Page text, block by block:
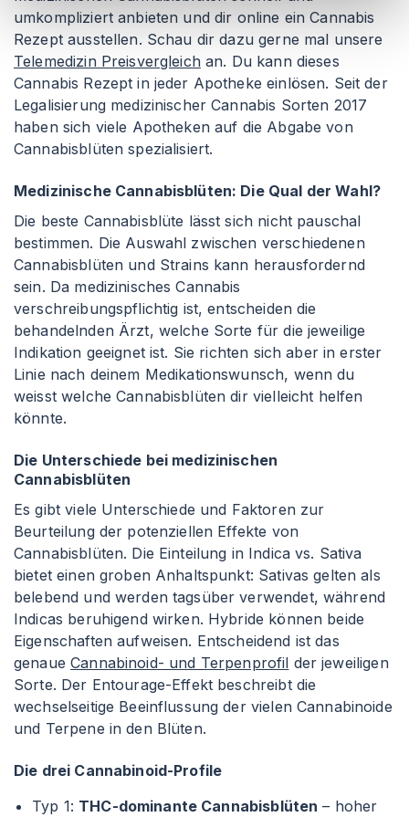
umkompliziert anbieten und dir online ein Cannabis
Rezept ausstellen. Schau dir dazu gerne mal unsere
Telemedizin Preisvergleich an. Du kann dieses
Cannabis Rezept in jeder Apotheke einlösen. Seit der
Legalisierung medizinischer Cannabis Sorten 2017
haben sich viele Apotheken auf die Abgabe von
Cannabisblüten spezialisiert.
Medizinische Cannabisblüten: Die Qual der Wahl?
Die beste Cannabisblüte lässt sich nicht pauschal
bestimmen. Die Auswahl zwischen verschiedenen
Cannabisblüten und Strains kann herausfordernd
sein. Da medizinisches Cannabis
verschreibungspflichtig ist, entscheiden die
behandelnden Ärzt, welche Sorte für die jeweilige
Indikation geeignet ist. Sie richten sich aber in erster
Linie nach deinem Medikationswunsch, wenn du
weisst welche Cannabisblüten dir vielleicht helfen
könnte.
Die Unterschiede bei medizinischen
Cannabisblüten
Es gibt viele Unterschiede und Faktoren zur
Beurteilung der potenziellen Effekte von
Cannabisblüten. Die Einteilung in Indica vs. Sativa
bietet einen groben Anhaltspunkt: Sativas gelten als
belebend und werden tagsüber verwendet, während
Indicas beruhigend wirken. Hybride können beide
Eigenschaften aufweisen. Entscheidend ist das
genaueCannabinoid- und Terpenprofil der jeweiligen
Sorte. Der Entourage-Effekt beschreibt die
wechselseitige Beeinflussung der vielen Cannabinoide
und Terpene in den Blüten.
Die drei Cannabinoid-Profile
Typ 1: THC-dominante Cannabisblüten – hoher